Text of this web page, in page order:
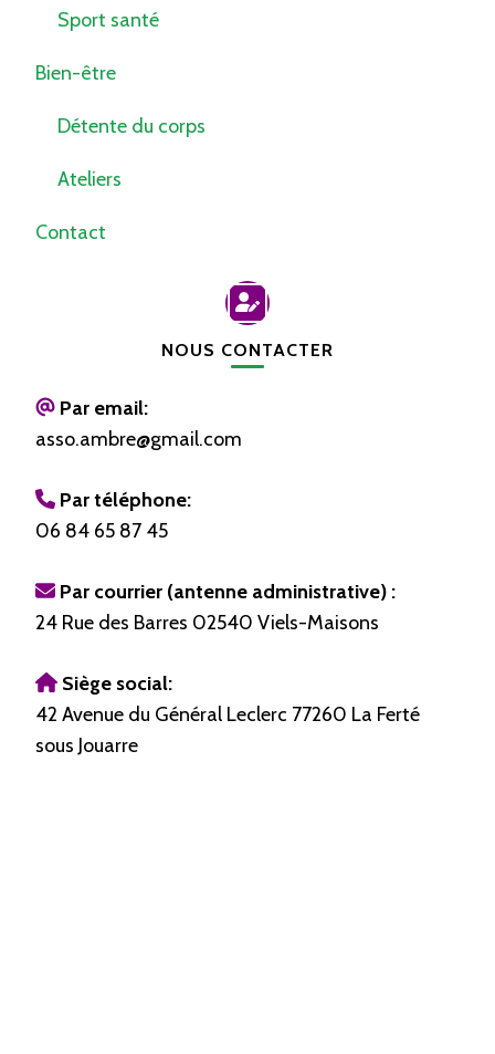
Sport santé
Bien-être
Détente du corps
Ateliers
Contact
NOUS CONTACTER
Par email:
asso.ambre@gmail.com
Par téléphone:
06 84 65 87 45
Par courrier (antenne administrative) :
24 Rue des Barres 02540 Viels-Maisons
Siège social:
42 Avenue du Général Leclerc 77260 La Ferté
sous Jouarre